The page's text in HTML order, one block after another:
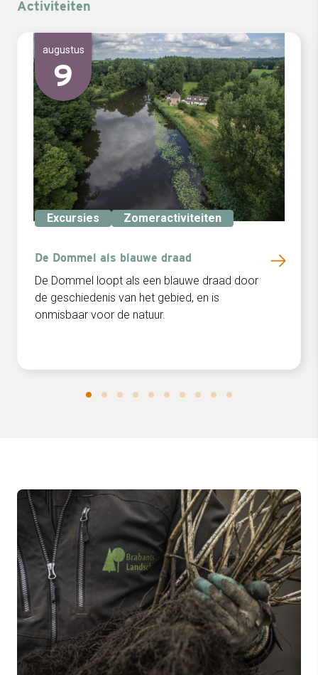
Activiteiten
augustus
9
Excursies Zomeractiviteiten
De Dommel als blauwe draad
De Dommel loopt als een blauwe draad door
de geschiedenis van het gebied, en is
onmisbaar voor de natuur.